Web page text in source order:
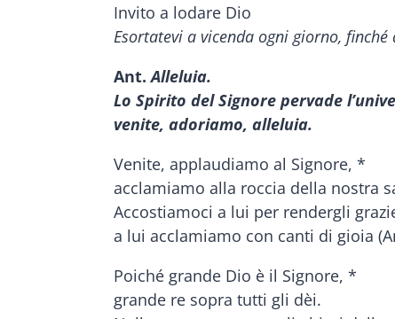
Invito a lodare Dio
Esortatevi a vicenda ogni giorno, finché
Ant.Alleluia.
Lo Spirito del Signore pervade
venite, adoriamo, alleluia.
Venite, applaudiamo al Signore, *
acclamiamo alla roccia della nostra
Accostiamoci a lui per rendergli
a lui acclamiamo con canti di gioia
Poiché grande Dio è il Signore, *
grande re sopra tutti gli dèi.